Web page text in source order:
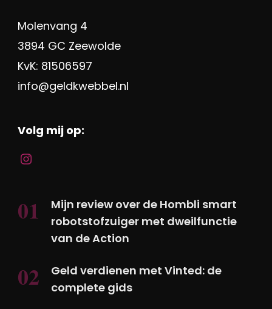
Molenvang 4
3894 GC Zeewolde
KvK: 81506597
info@geldkwebbel.nl
Volg mij op:
Mijn review over de Hombli smart
robotstofzuiger met dweilfunctie
van de Action
Geld verdienen met Vinted: de
complete gids